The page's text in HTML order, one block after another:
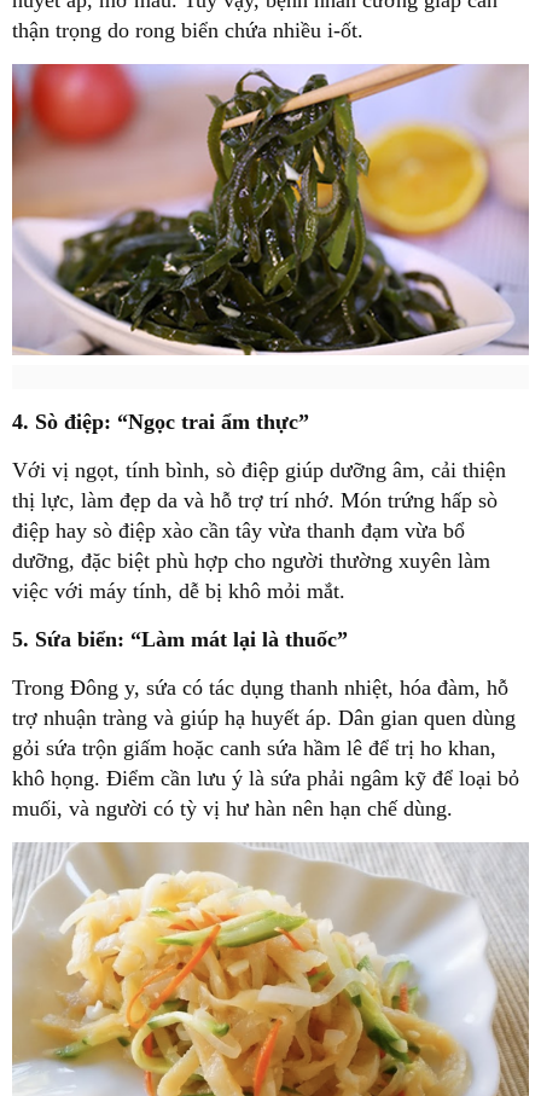
thận trọng do rong biển chứa nhiều i-ốt.
4. Sò điệp: “Ngọc trai ẩm thực”
Với vị ngọt, tính bình, sò điệp giúp dưỡng âm, cải thiện
thị lực, làm đẹp da và hỗ trợ trí nhớ. Món trứng hấp sò
điệp hay sò điệp xào cần tây vừa thanh đạm vừa bổ
dưỡng, đặc biệt phù hợp cho người thường xuyên làm
việc với máy tính, dễ bị khô mỏi mắt.
5. Sứa biển: “Làm mát lại là thuốc”
Trong Đông y, sứa có tác dụng thanh nhiệt, hóa đàm, hỗ
trợ nhuận tràng và giúp hạ huyết áp. Dân gian quen dùng
gỏi sứa trộn giấm hoặc canh sứa hầm lê để trị ho khan,
khô họng. Điểm cần lưu ý là sứa phải ngâm kỹ để loại bỏ
muối, và người có tỳ vị hư hàn nên hạn chế dùng.